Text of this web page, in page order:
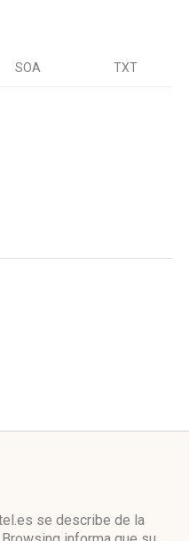
SOA TXT
se describe de la